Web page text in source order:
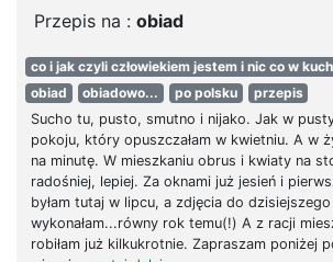
Przepis na : obiad
co i jak czyli człowiekiem jestem i nic co w
obiad
obiadowo... po polsku
przepis
Sucho tu, pusto, smutno i nijako. Jak w
pokoju, który opuszczałam w kwietniu. A w
na minutę. W mieszkaniu obrus i kwiaty na
radośniej, lepiej. Za oknami już jesień i
byłam tutaj w lipcu, a zdjęcia do
wykonałam...równy rok temu(!) A z racji
robiłam już kilkukrotnie. Zapraszam poniżej